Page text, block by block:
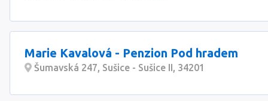
Marie Kavalová - Penzion Pod hradem
Šumavská 247, Sušice - Sušice II, 34201